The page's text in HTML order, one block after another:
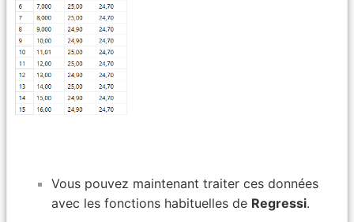
Vous pouvez maintenant traiter ces données
avec les fonctions habituelles de Regressi.